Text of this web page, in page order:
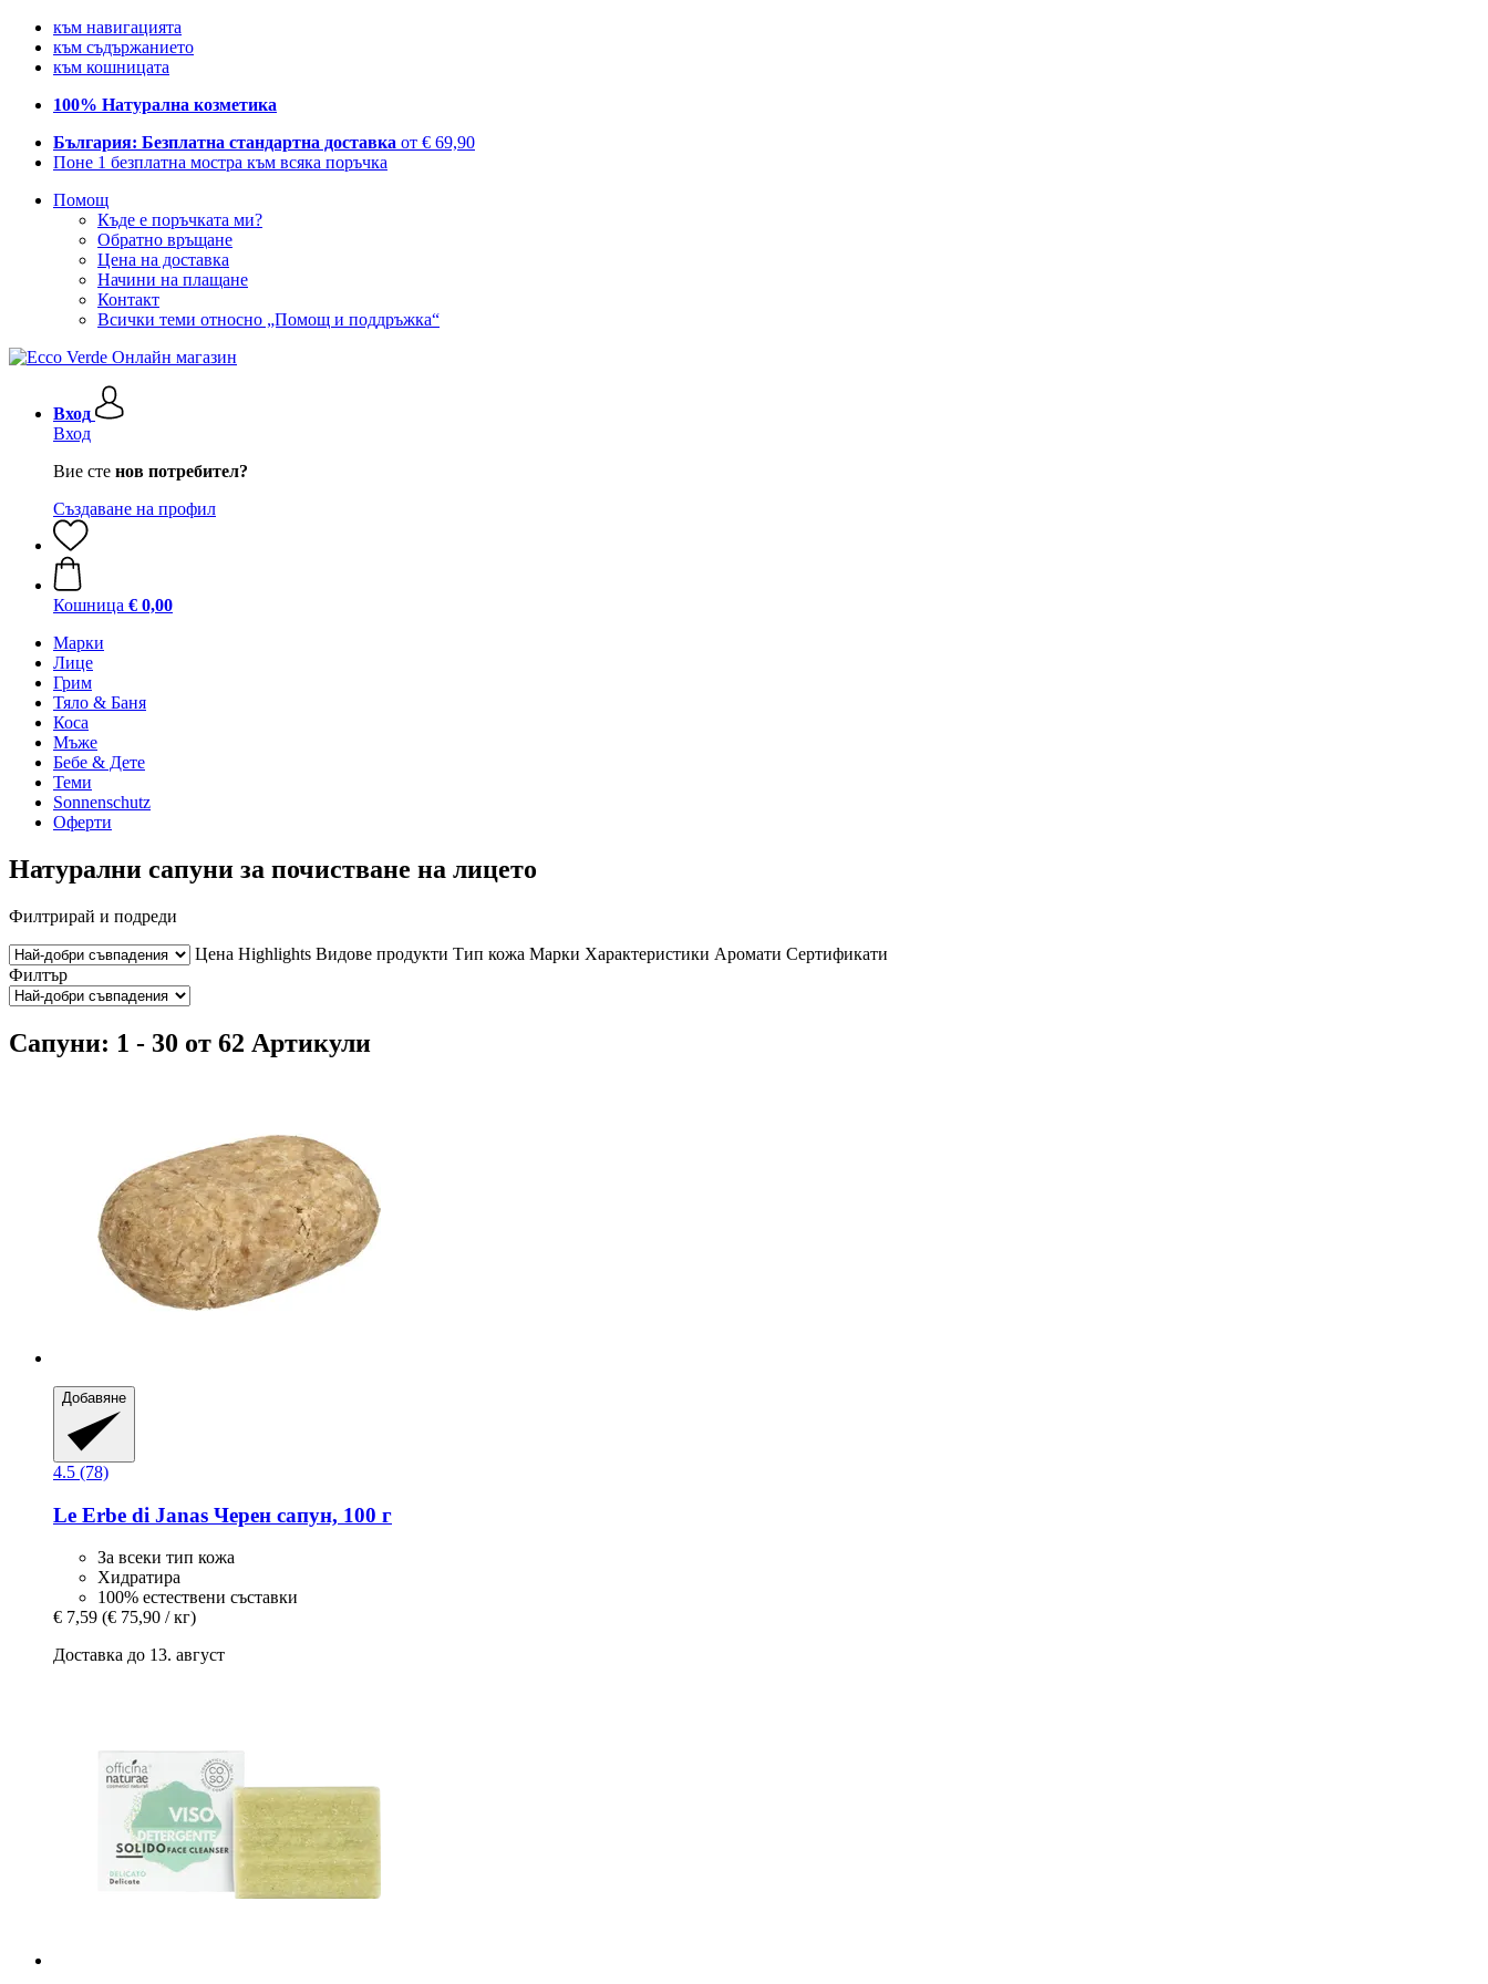
към навигацията
към съдържанието
към кошницата
100% Натурална козметика
България: Безплатна стандартна доставка от € 69,90
Поне 1 безплатна мостра към всяка поръчка
Помощ
Къде е поръчката ми?
Обратно връщане
Цена на доставка
Начини на плащане
Контакт
Всички теми относно „Помощ и поддръжка“
Вход
Вход
Вие сте нов потребител?
Създаване на профил
Кошница € 0,00
Марки
Лице
Грим
Тяло & Баня
Коса
Мъже
Бебе & Дете
Теми
Sonnenschutz
Оферти
Натурални сапуни за почистване на лицето
Филтрирай и подреди
Цена Highlights Видове продукти Тип кожа Марки Характеристики Аромати Сертификати
Филтър
Сапуни: 1 - 30 от 62 Артикули
Добавяне
4.5 (78)
Le Erbe di Janas Черен сапун, 100 г
За всеки тип кожа
Хидратира
100% естествени съставки
€ 7,59 (€ 75,90 / кг)
Доставка до 13. август